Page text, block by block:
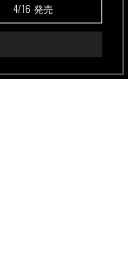
4/16 発売